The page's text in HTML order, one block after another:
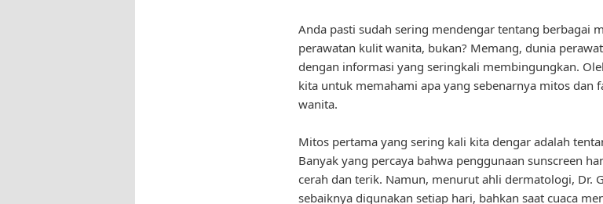
Anda pasti sudah sering mendengar tentang berbagai
perawatan kulit wanita, bukan? Memang, dunia
dengan informasi yang seringkali membingungkan.
kita untuk memahami apa yang sebenarnya mitos dan
wanita.
Mitos pertama yang sering kali kita dengar adalah
Banyak yang percaya bahwa penggunaan sunscreen
cerah dan terik. Namun, menurut ahli dermatologi, Dr.
sebaiknya digunakan setiap hari, bahkan saat cuaca